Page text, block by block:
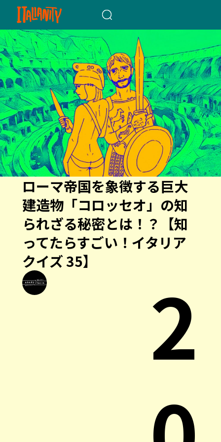
ローマ帝国を象徴する巨大
建造物「コロッセオ」の知
られざる秘密とは！？【知
ってたらすごい！イタリア
クイズ 35】
2